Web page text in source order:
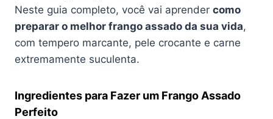
Neste guia completo, você vai aprender como
preparar o melhor frango assado da sua vida,
com tempero marcante, pele crocante e carne
extremamente suculenta.
Ingredientes para Fazer um Frango Assado
Perfeito